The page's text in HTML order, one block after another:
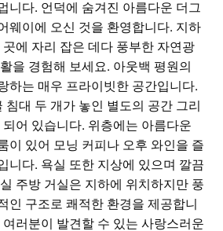
니다. 언덕에 숨겨진 아름다운 더그
웨이에 오신 것을 환영합니다. 지하
에 자리 잡은 데다 풍부한 자연광
을 경험해 보세요. 아웃백 평원의
하는 매우 프라이빗한 공간입니다.
침대 두 개가 놓인 별도의 공간 그리
어 있습니다. 위층에는 아름다운
이 있어 모닝 커피나 오후 와인을 즐
니다. 욕실 또한 지상에 있으며 깔끔
주방 거실은 지하에 위치하지만 풍
인 구조로 쾌적한 환경을 제공합니
러분이 발견할 수 있는 사랑스러운